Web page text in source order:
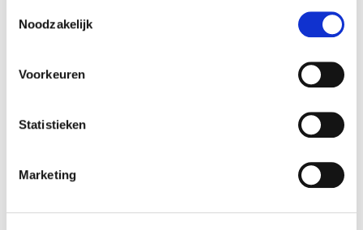
Noodzakelijk
Voorkeuren
Statistieken
Marketing
Gewicht:
Beschikbaar in deze winkels
Gouvy
In stock